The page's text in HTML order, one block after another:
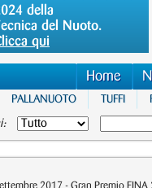
della
del Nuoto.
qui
Home
PALLANUOTO TUFFI
2017 - Gran Premio